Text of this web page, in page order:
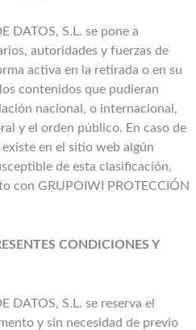
DATOS, S.L. se pone a
autoridades y fuerzas de
activa en la retirada o en su
contenidos que pudieran
nacional, o internacional,
y el orden público. En caso de
en el sitio web algún
de esta clasificación,
con GRUPOIWI PROTECCIÓN
CONDICIONES Y
DATOS, S.L. se reserva el
y sin necesidad de previo